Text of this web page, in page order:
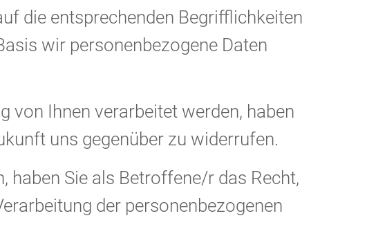
die entsprechenden Begrifflichkeiten
wir personenbezogene Daten
von Ihnen verarbeitet werden, haben
uns gegenüber zu widerrufen.
haben Sie als Betroffene/r das Recht,
der personenbezogenen